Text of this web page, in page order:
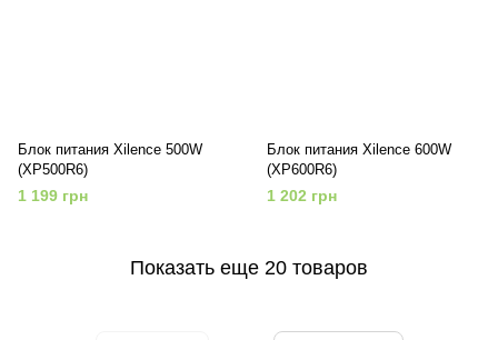
Блок питания Xilence 500W
(XP500R6)
1 199 грн
Блок питания Xilence 600W
(XP600R6)
1 202 грн
Показать еще 20 товаров